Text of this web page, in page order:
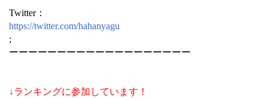
Twitter：
https://twitter.com/hahanyagu
;
ーーーーーーーーーーーーーーーーーーー
↓ランキングに参加しています！